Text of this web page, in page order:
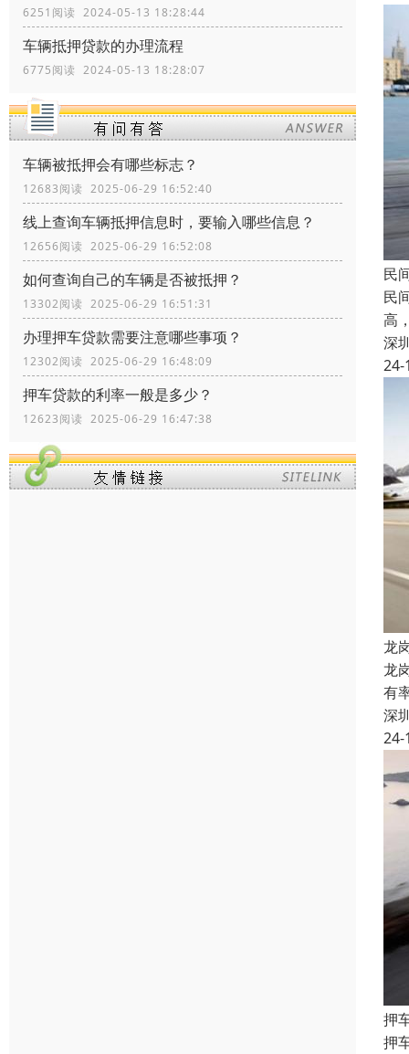
6251阅读 2024-05-13 18:28:44
车辆抵押贷款的办理流程
6775阅读 2024-05-13 18:28:07
车辆被抵押会有哪些标志？
12683阅读 2025-06-29 16:52:40
线上查询车辆抵押信息时，要输入哪些信息？
12656阅读 2025-06-29 16:52:08
如何查询自己的车辆是否被抵押？
13302阅读 2025-06-29 16:51:31
办理押车贷款需要注意哪些事项？
12302阅读 2025-06-29 16:48:09
押车贷款的利率一般是多少？
12623阅读 2025-06-29 16:47:38
民
民
高
深
24-
龙
龙
有
深
24-
押
押